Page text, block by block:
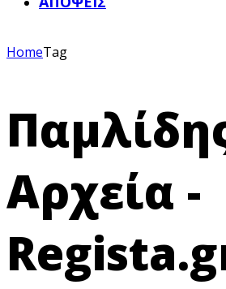
HomeTag
Αρχεία -